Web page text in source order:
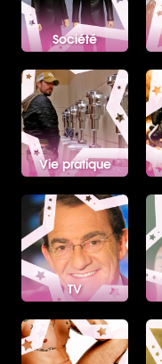
Société
Vie pratique
TV